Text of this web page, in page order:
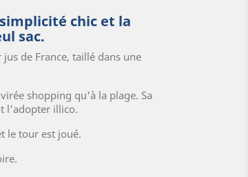
chic et la
sac.
de France, taillé dans une
shopping qu'à la plage. Sa
l'adopter illico.
le tour est joué.